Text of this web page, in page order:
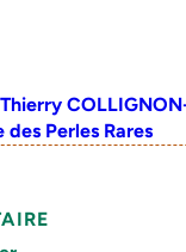
Perles Rares